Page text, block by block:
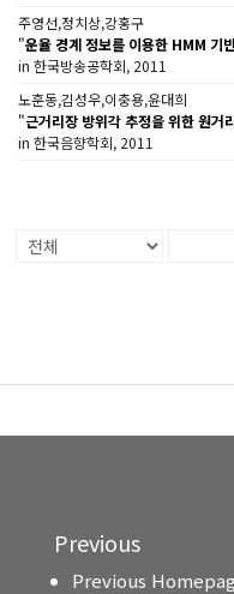
주영선,정치상,강홍구
"운율 경계 정보를 이용한 HMM 기
in 한국방송공학회, 2011
노훈동,김성우,이충용,윤대희
"근거리장 방위각 추정을 위한 원거
in 한국음향학회, 2011
Previous
Previous